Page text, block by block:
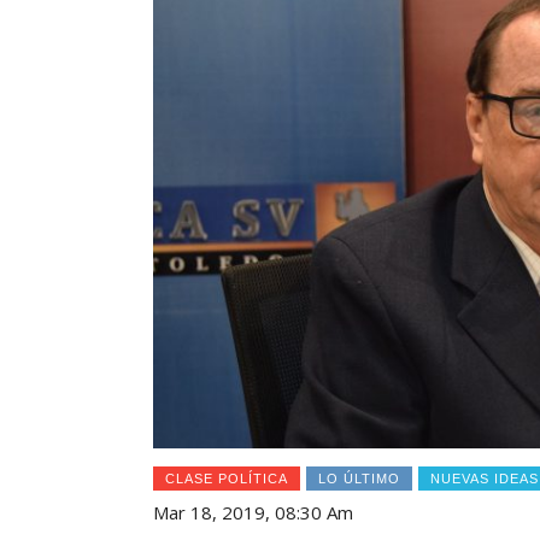
CLASE POLÍTICA LO ÚLTIMO NUEVAS IDEAS
Mar 18, 2019, 08:30 Am